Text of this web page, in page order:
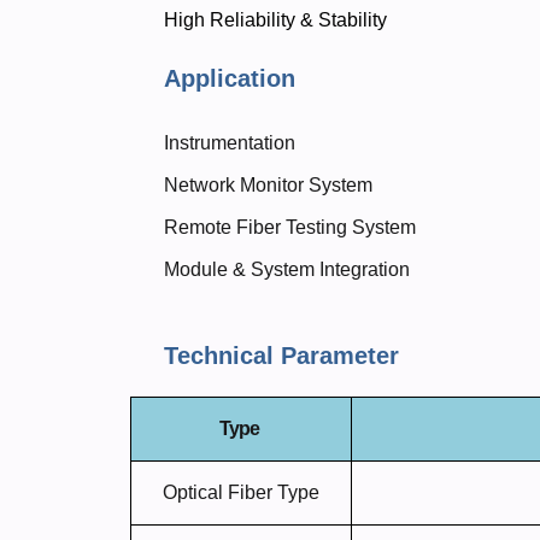
High Reliability & Stability
Application
Instrumentation
Network Monitor System
Remote Fiber Testing System
Module & System Integration
Technical Parameter
Type
Optical Fiber Type